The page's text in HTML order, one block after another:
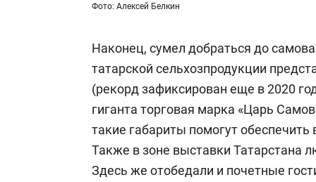
Фото: Алексей Белкин
Наконец, сумел добраться до
татарской сельхозпродукции
(рекорд зафиксирован еще в 2020
гиганта торговая марка «Царь
такие габариты помогут
Также в зоне выставки Татарстана
Здесь же отобедали и почетные